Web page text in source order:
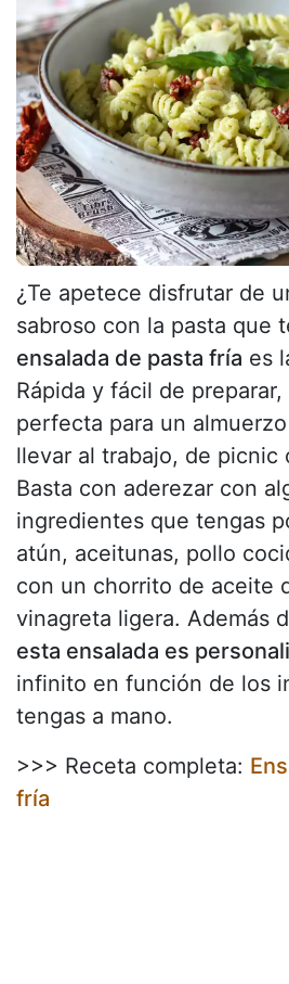
¿Te apetece disfrutar de
sabroso con la pasta que
ensalada de pasta fría es
Rápida y fácil de
perfecta para un
llevar al trabajo, de picnic
Basta con aderezar con
ingredientes que tengas
atún, aceitunas, pollo
con un chorrito de aceite
vinagreta ligera. Además
esta ensalada es
infinito en función de los
tengas a mano.
>>> Receta completa:
fría